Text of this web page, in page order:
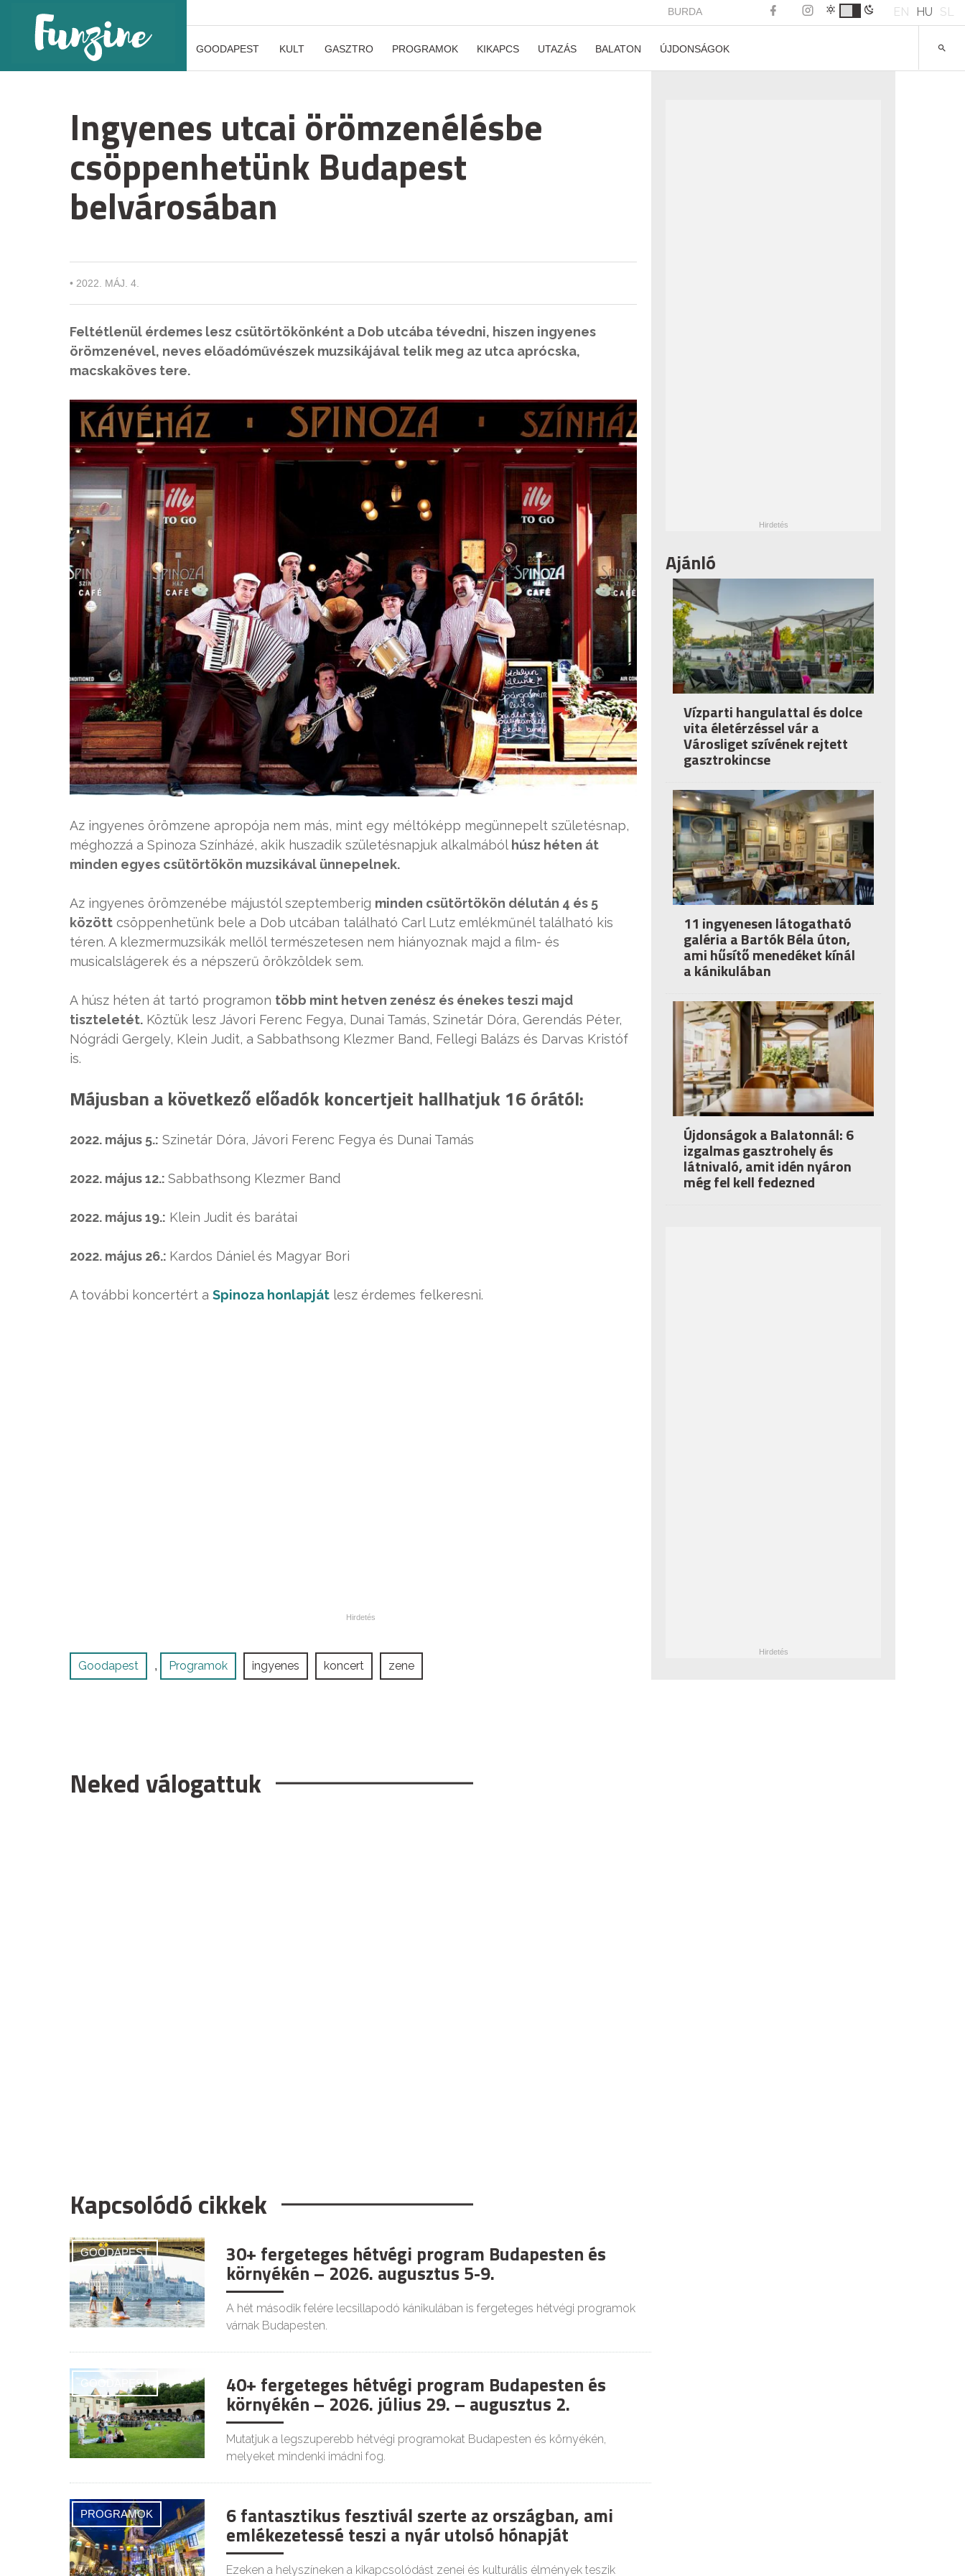
BURDA EN HU SL
GOODAPEST KULT GASZTRO PROGRAMOK KIKAPCS UTAZÁS BALATON ÚJDONSÁGOK
Ingyenes utcai örömzenélésbe
csöppenhetünk Budapest
belvárosában
• 2022. MÁJ. 4.
Feltétlenül érdemes lesz csütörtökönként a Dob utcába tévedni, hiszen ingyenes
örömzenével, neves előadóművészek muzsikájával telik meg az utca aprócska,
macskaköves tere.
Az ingyenes örömzene apropója nem más, mint egy méltóképp megünnepelt születésnap,
méghozzá a Spinoza Színházé, akik huszadik születésnapjuk alkalmából húsz héten át
minden egyes csütörtökön muzsikával ünnepelnek.
Az ingyenes örömzenébe májustól szeptemberig minden csütörtökön délután 4 és 5
között csöppenhetünk bele a Dob utcában található Carl Lutz emlékműnél található kis
téren. A klezmermuzsikák mellől természetesen nem hiányoznak majd a film- és
musicalslágerek és a népszerű örökzöldek sem.
A húsz héten át tartó programon több mint hetven zenész és énekes teszi majd
tiszteletét. Köztük lesz Jávori Ferenc Fegya, Dunai Tamás, Szinetár Dóra, Gerendás Péter,
Nógrádi Gergely, Klein Judit, a Sabbathsong Klezmer Band, Fellegi Balázs és Darvas Kristóf
is.
Májusban a következő előadók koncertjeit hallhatjuk 16 órától:
2022. május 5.: Szinetár Dóra, Jávori Ferenc Fegya és Dunai Tamás
2022. május 12.: Sabbathsong Klezmer Band
2022. május 19.: Klein Judit és barátai
2022. május 26.: Kardos Dániel és Magyar Bori
A további koncertért a Spinoza honlapját lesz érdemes felkeresni.
Goodapest , Programok ingyenes koncert zene
Neked válogattuk
Kapcsolódó cikkek
GOODAPEST 30+ fergeteges hétvégi program Budapesten és
környékén – 2026. augusztus 5-9.
A hét második felére lecsillapodó kánikulában is fergeteges hétvégi programok
várnak Budapesten.
GOODAPEST 40+ fergeteges hétvégi program Budapesten és
környékén – 2026. július 29. – augusztus 2.
Mutatjuk a legszuperebb hétvégi programokat Budapesten és környékén,
melyeket mindenki imádni fog.
PROGRAMOK 6 fantasztikus fesztivál szerte az országban, ami
emlékezetessé teszi a nyár utolsó hónapját
Ezeken a helyszíneken a kikapcsolódást zenei és kulturális élmények teszik
Ajánló
Vízparti hangulattal és dolce
vita életérzéssel vár a
Városliget szívének rejtett
gasztrokincse
11 ingyenesen látogatható
galéria a Bartók Béla úton,
ami hűsítő menedéket kínál
a kánikulában
Újdonságok a Balatonnál: 6
izgalmas gasztrohely és
látnivaló, amit idén nyáron
még fel kell fedezned